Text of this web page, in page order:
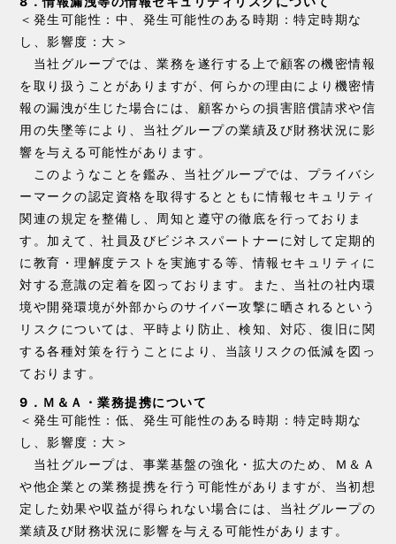
＜発生可能性：中、発生可能性のある時期：特定時期な
し、影響度：大＞
当社グループでは、業務を遂行する上で顧客の機密情報
を取り扱うことがありますが、何らかの理由により機密情
報の漏洩が生じた場合には、顧客からの損害賠償請求や信
用の失墜等により、当社グループの業績及び財務状況に影
響を与える可能性があります。
このようなことを鑑み、当社グループでは、プライバシ
ーマークの認定資格を取得するとともに情報セキュリティ
関連の規定を整備し、周知と遵守の徹底を行っておりま
す。加えて、社員及びビジネスパートナーに対して定期的
に教育・理解度テストを実施する等、情報セキュリティに
対する意識の定着を図っております。また、当社の社内環
境や開発環境が外部からのサイバー攻撃に晒されるという
リスクについては、平時より防止、検知、対応、復旧に関
する各種対策を行うことにより、当該リスクの低減を図っ
ております。
9．Ｍ＆Ａ・業務提携について
＜発生可能性：低、発生可能性のある時期：特定時期な
し、影響度：大＞
当社グループは、事業基盤の強化・拡大のため、Ｍ＆Ａ
や他企業との業務提携を行う可能性がありますが、当初想
定した効果や収益が得られない場合には、当社グループの
業績及び財務状況に影響を与える可能性があります。